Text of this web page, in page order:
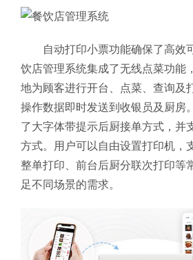
自动打印小票功能确保了高效
饮店管理系统集成了无线点菜功能
地为顾客进行开台、点菜、查询及
操作数据即时发送到收银员及厨房
了大字体带提示后厨接单方式，并
方式。用户可以自由设置打印机，
整单打印、前台后厨分联次打印等
足不同场景的需求。